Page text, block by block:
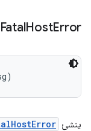
FatalHostError
ينشئ